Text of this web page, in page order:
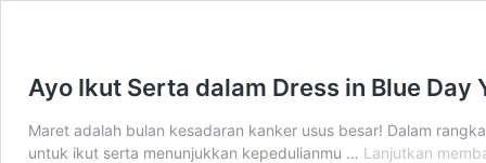
Ayo Ikut Serta dalam Dress in Blue Day
Maret adalah bulan kesadaran kanker usus besar! Dalam
untuk ikut serta menunjukkan kepedulianmu … Lanjutkan